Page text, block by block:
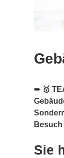
➨ 🥇
Sie